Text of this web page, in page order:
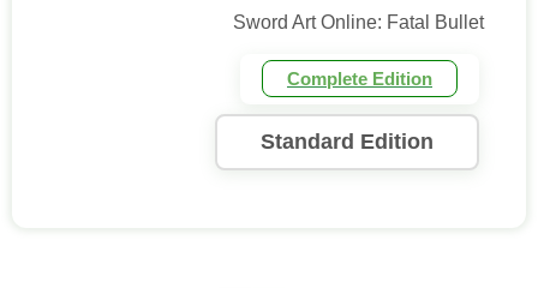
Sword Art Online: Fatal Bullet
Complete Edition
Standard Edition